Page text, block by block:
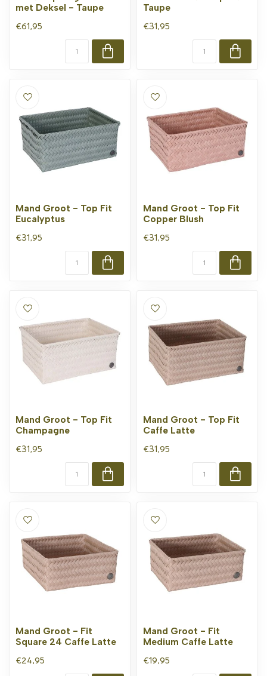
met Deksel - Taupe
€61,95
Taupe
€31,95
Mand Groot - Top Fit
Eucalyptus
€31,95
Mand Groot - Top Fit
Copper Blush
€31,95
Mand Groot - Top Fit
Champagne
€31,95
Mand Groot - Top Fit
Caffe Latte
€31,95
Mand Groot - Fit
Square 24 Caffe Latte
€24,95
Mand Groot - Fit
Medium Caffe Latte
€19,95